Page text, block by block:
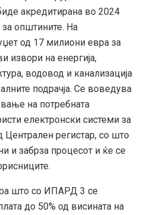
акредитирана во 2024
за општините. На
од 17 милиони евра за
извори на енергија,
водовод и канализација
подрачја. Се воведува
на потребната
електронски системи за
Централен регистар, со што
и забрза процесот и ќе се
што со ИПАРД 3 се
до 50% од висината на